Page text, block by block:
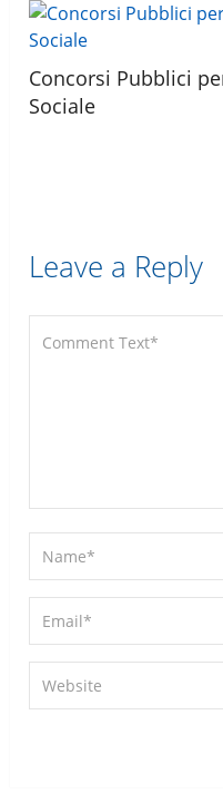
Concorsi Pubblici
Sociale
Leave a Reply